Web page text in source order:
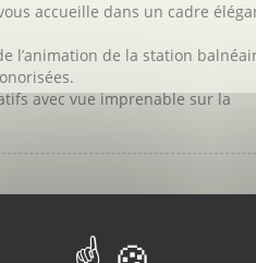
accueille dans un cadre
l’animation de la station
avec vue imprenable sur la